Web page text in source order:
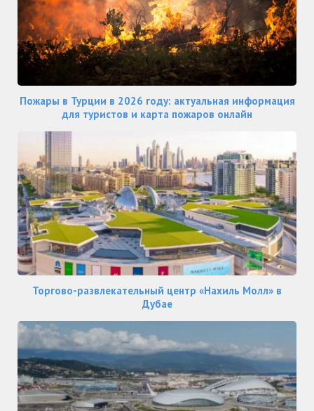
Пожары в Турции в 2026 году: актуальная информация
для туристов и карта пожаров онлайн
Торгово-развлекательный центр «Нахиль Молл» в
Дубае